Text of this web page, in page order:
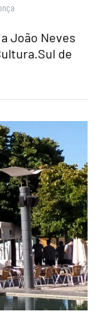
João Neves
de